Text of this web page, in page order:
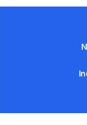
Führungsbacken